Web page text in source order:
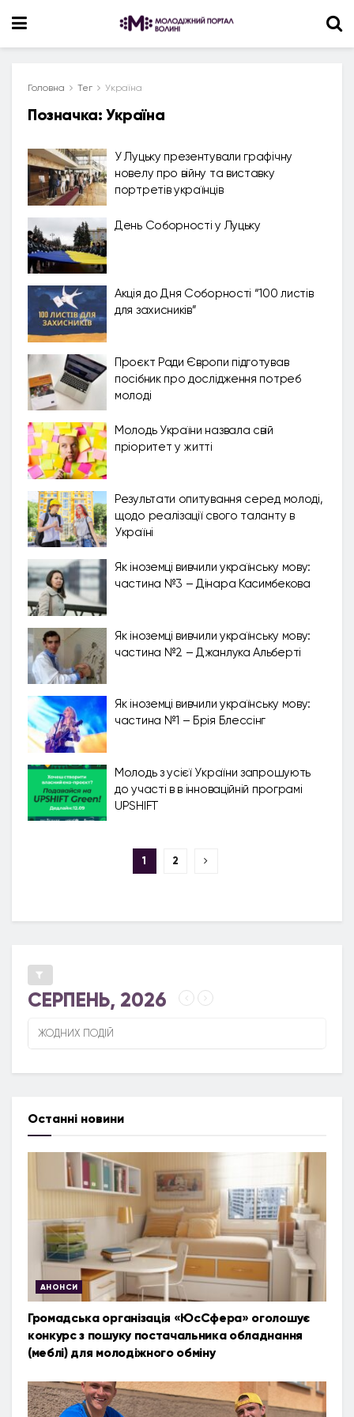
Головна Тег Україна
Позначка: Україна
У Луцьку презентували графічну
новелу про війну та виставку
портретів українців
День Соборності у Луцьку
Акція до Дня Соборності “100 листів
для захисників”
Проєкт Ради Європи підготував
посібник про дослідження потреб
молоді
Молодь України назвала свій
пріоритет у житті
Результати опитування серед молоді,
щодо реалізації свого таланту в
Україні
Як іноземці вивчили українську мову:
частина №3 – Дінара Касимбекова
Як іноземці вивчили українську мову:
частина №2 – Джанлука Альберті
Як іноземці вивчили українську мову:
частина №1 – Брія Блессінг
Молодь з усієї України запрошують
до участі в в інноваційній програмі
UPSHIFT
1 2
СЕРПЕНЬ, 2026
ЖОДНИХ ПОДІЙ
Останні новини
АНОНСИ
Громадська організація «ЮсСфера» оголошує
конкурс з пошуку постачальника обладнання
(меблі) для молодіжного обміну